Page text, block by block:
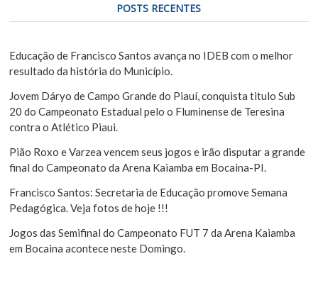
P
o
s
t
i
a
POSTS RECENTES
Educação de Francisco Santos avança no IDEB com o melhor
resultado da história do Município.
Jovem Dáryo de Campo Grande do Piauí, conquista titulo Sub
20 do Campeonato Estadual pelo o Fluminense de Teresina
contra o Atlético Piaui.
Pião Roxo e Varzea vencem seus jogos e irão disputar a grande
final do Campeonato da Arena Kaiamba em Bocaina-PI.
Francisco Santos: Secretaria de Educação promove Semana
Pedagógica. Veja fotos de hoje !!!
Jogos das Semifinal do Campeonato FUT 7 da Arena Kaiamba
em Bocaina acontece neste Domingo.